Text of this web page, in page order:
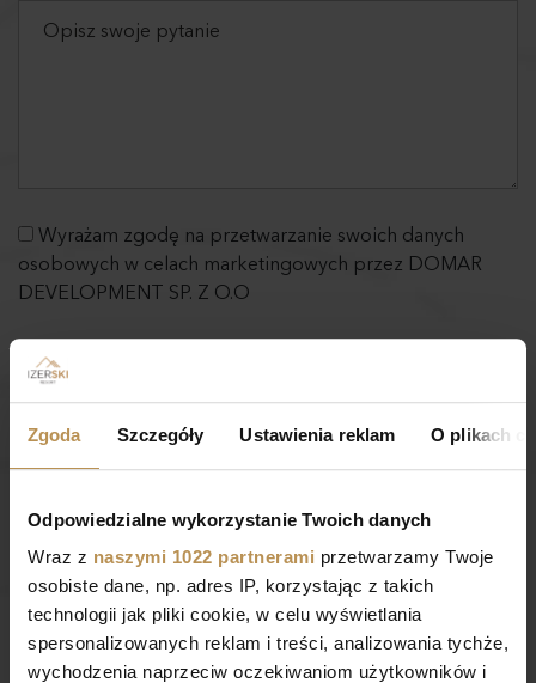
Zgoda Szczegóły Ustawienia reklam O plikach
Odpowiedzialne wykorzystanie Twoich danych
Wraz z naszymi 1022 partnerami przetwarzamy Twoje
osobiste dane, np. adres IP, korzystając z takich
technologii jak pliki cookie, w celu wyświetlania
spersonalizowanych reklam i treści, analizowania tychże,
wychodzenia naprzeciw oczekiwaniom użytkowników i
Wyrażam zgodę na przetwarzanie swoich danych
osobowych w celach marketingowych przez DOMAR
DEVELOPMENT SP. Z O.O
Nasz przedstawiciel odpowie na
wszystkie pytaniai omówi szczegóły